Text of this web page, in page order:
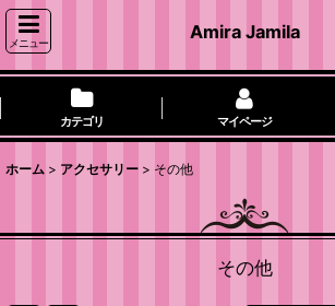
メニュー
Amira Jamila
カテゴリ マイページ
ホーム > アクセサリー > その他
その他